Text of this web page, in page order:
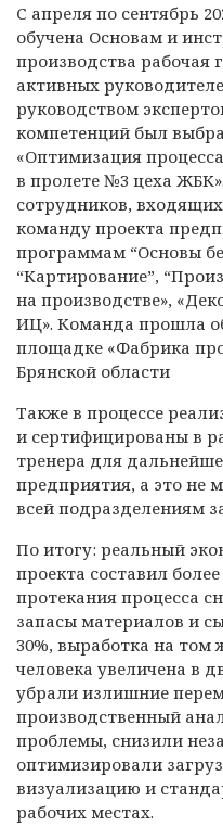
С апреля по сентябрь
обучена Основам и
производства рабочая
активных
руководством
компетенций был
«Оптимизация
в пролете №3 цеха
сотрудников,
команду проекта
программам “Основы
“Картирование”,
на производстве»,
ИЦ». Команда прошла
площадке «Фабрика
Брянской области
Также в процессе
и сертифицированы в
тренера для
предприятия, а это не
всей подразделениям
По итогу: реальный
проекта составил
протекания процесса
запасы материалов и
30%, выработка на том
человека увеличена в
убрали излишние
производственный
проблемы, снизили
оптимизировали
визуализацию и
рабочих местах.